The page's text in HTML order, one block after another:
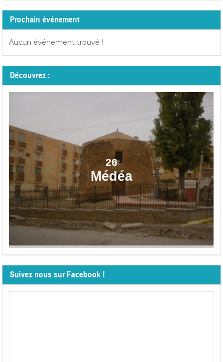
Prochain événement
Aucun événement trouvé !
Découvrez :
26
Médéa
Suivez nous sur Facebook !